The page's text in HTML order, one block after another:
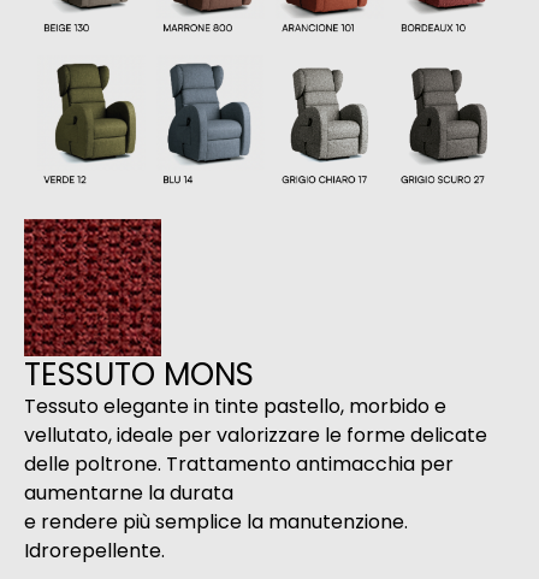
TESSUTO MONS
Tessuto elegante in tinte pastello, morbido e
vellutato, ideale per valorizzare le forme delicate
delle poltrone. Trattamento antimacchia per
aumentarne la durata
e rendere più semplice la manutenzione.
Idrorepellente.